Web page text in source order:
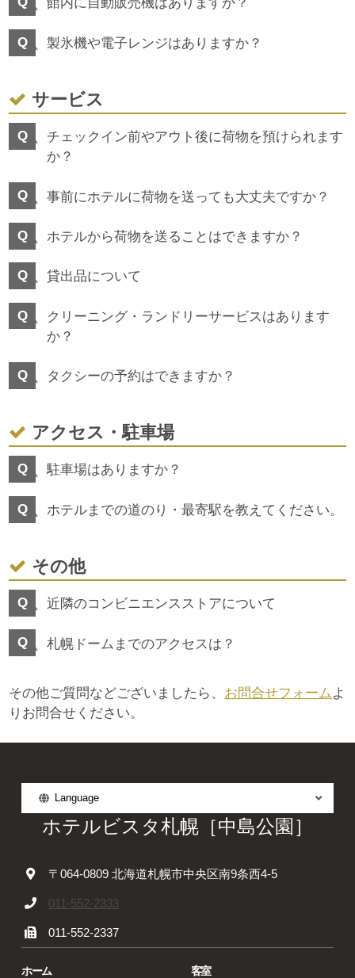
館内に自動販売機はありますか？
製氷機や電子レンジはありますか？
サービス
チェックイン前やアウト後に荷物を預けられます
か？
事前にホテルに荷物を送っても大丈夫ですか？
ホテルから荷物を送ることはできますか？
貸出品について
クリーニング・ランドリーサービスはあります
か？
タクシーの予約はできますか？
アクセス・駐車場
駐車場はありますか？
ホテルまでの道のり・最寄駅を教えてください。
その他
近隣のコンビニエンスストアについて
札幌ドームまでのアクセスは？
その他ご質問などございましたら、 お問合せフォーム よ
りお問合せください。
Language
ホテルビスタ札幌［中島公園］
〒064-0809 北海道札幌市中央区南9条西4-5
011-552-2333
011-552-2337
ホーム 客室